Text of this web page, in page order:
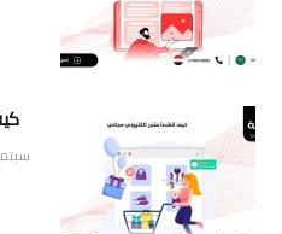
سبتمبر 2,